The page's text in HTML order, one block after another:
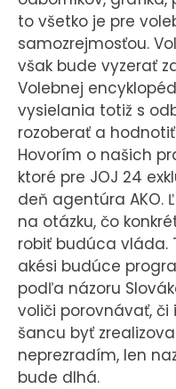
to všetko je pre
samozrejmosťou.
však bude vyzerať
Volebnej
vysielania totiž s
rozoberať a
Hovorím o našich
ktoré pre JOJ 24
deň agentúra AKO.
na otázku, čo
robiť budúca vláda.
akési budúce
podľa názoru
voliči porovnávať,
šancu byť
neprezradím, len
bude dlhá.